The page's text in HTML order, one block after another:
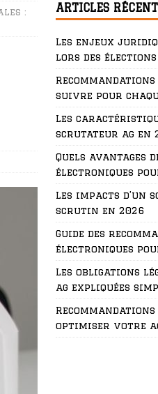
:
ARTICLES
Les enjeux
lors des élections
suivre pour
Les
scrutateur ag en
Quels avantages
électroniques
Les impacts
scrutin en 2026
Guide des
électroniques
Les obligations
ag expliquées
optimiser votre